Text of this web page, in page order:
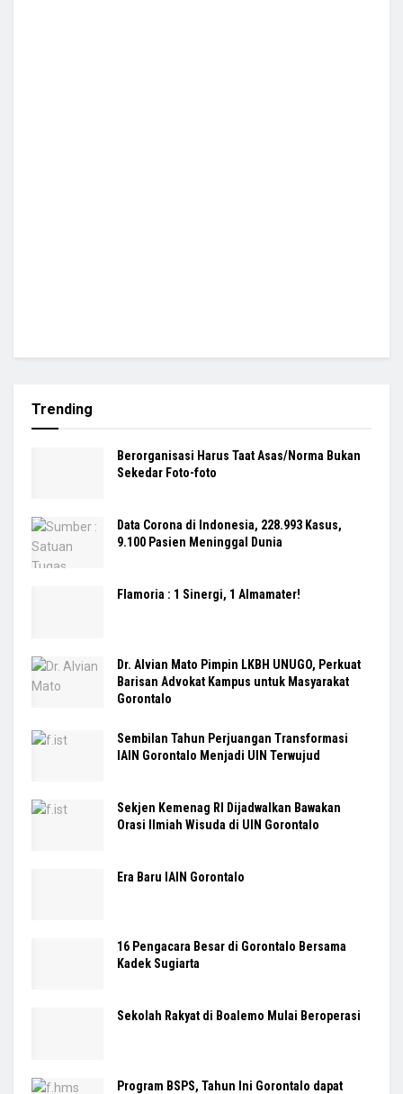
Trending
Berorganisasi Harus Taat Asas/Norma Bukan
Sekedar Foto-foto
Data Corona di Indonesia, 228.993 Kasus,
9.100 Pasien Meninggal Dunia
Flamoria : 1 Sinergi, 1 Almamater!
Dr. Alvian Mato Pimpin LKBH UNUGO, Perkuat
Barisan Advokat Kampus untuk Masyarakat
Gorontalo
Sembilan Tahun Perjuangan Transformasi
IAIN Gorontalo Menjadi UIN Terwujud
Sekjen Kemenag RI Dijadwalkan Bawakan
Orasi Ilmiah Wisuda di UIN Gorontalo
Era Baru IAIN Gorontalo
16 Pengacara Besar di Gorontalo Bersama
Kadek Sugiarta
Sekolah Rakyat di Boalemo Mulai Beroperasi
Program BSPS, Tahun Ini Gorontalo dapat